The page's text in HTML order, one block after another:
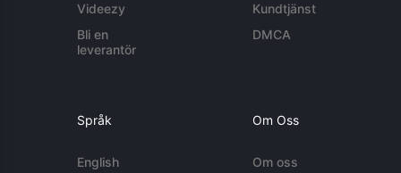
Videezy
Bli en
leverantör
Kundtjänst
DMCA
Språk
English
Om Oss
Om oss